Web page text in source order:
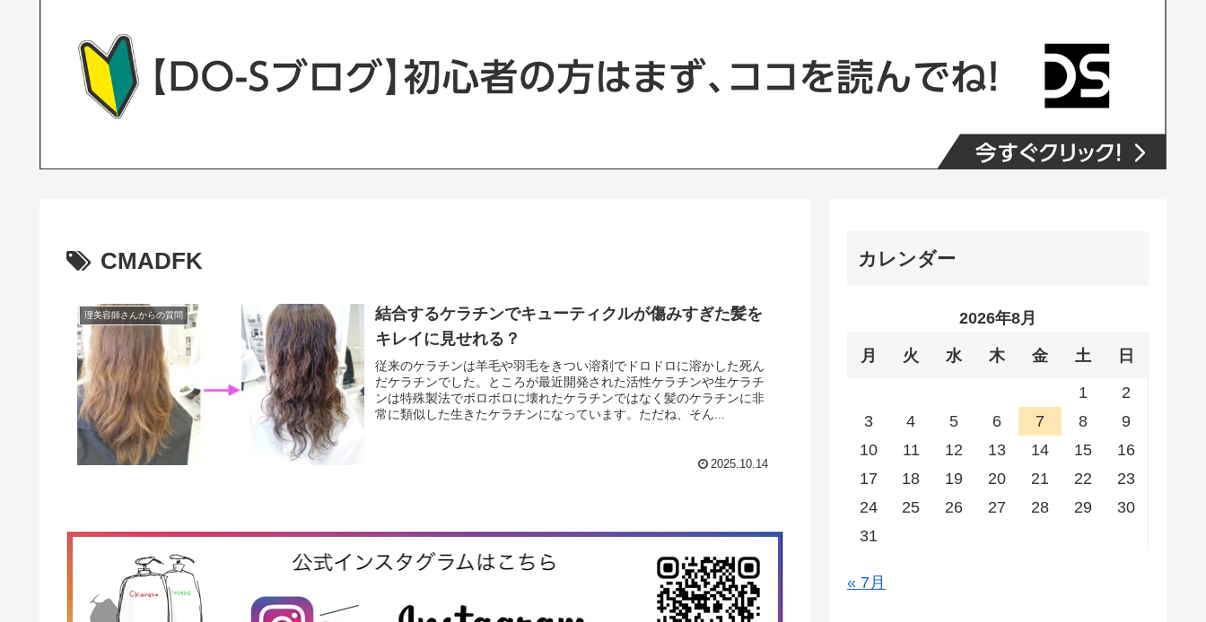
CMADFK
理美容師さんからの質問
結合するケラチンでキューティクルが傷みすぎた髪を
キレイに見せれる？
従来のケラチンは羊毛や羽毛をきつい溶剤でドロドロに溶かした死ん
だケラチンでした。ところが最近開発された活性ケラチンや生ケラチ
ンは特殊製法でボロボロに壊れたケラチンではなく髪のケラチンに非
常に類似した生きたケラチンになっています。ただね、そん...
2025.10.14
カレンダー
2026年8月
月 火 水 木 金 土 日
1
2
3
4 5 6 7 8
9
10
11 12 13 14 15
16
17
18 19 20 21 22
23
24
25 26 27 28 29
30
31
« 7月